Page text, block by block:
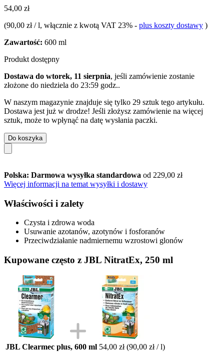
54,00 zł
(90,00 zł / l, włącznie z kwotą VAT 23% - plus koszty dostawy )
Zawartość: 600 ml
Produkt dostępny
Dostawa do wtorek, 11 sierpnia, jeśli zamówienie zostanie
złożone do niedziela do 23:59 godz..
W naszym magazynie znajduje się tylko 29 sztuk tego artykułu.
Dostawa jest już w drodze! Jeśli złożysz zamówienie na więcej
sztuk, może to wpłynąć na datę wysłania paczki.
Do koszyka
Polska: Darmowa wysyłka standardowa od 229,00 zł
Więcej informacji na temat wysyłki i dostawy
Właściwości i zalety
Czysta i zdrowa woda
Usuwanie azotanów, azotynów i fosforanów
Przeciwdziałanie nadmiernemu wzrostowi glonów
Kupowane często z JBL NitratEx, 250 ml
JBL Clearmec plus, 600 ml 54,00 zł (90,00 zł / l)